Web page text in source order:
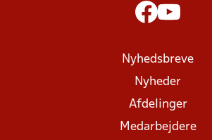
Nyhedsbreve
Nyheder
Afdelinger
Medarbejdere